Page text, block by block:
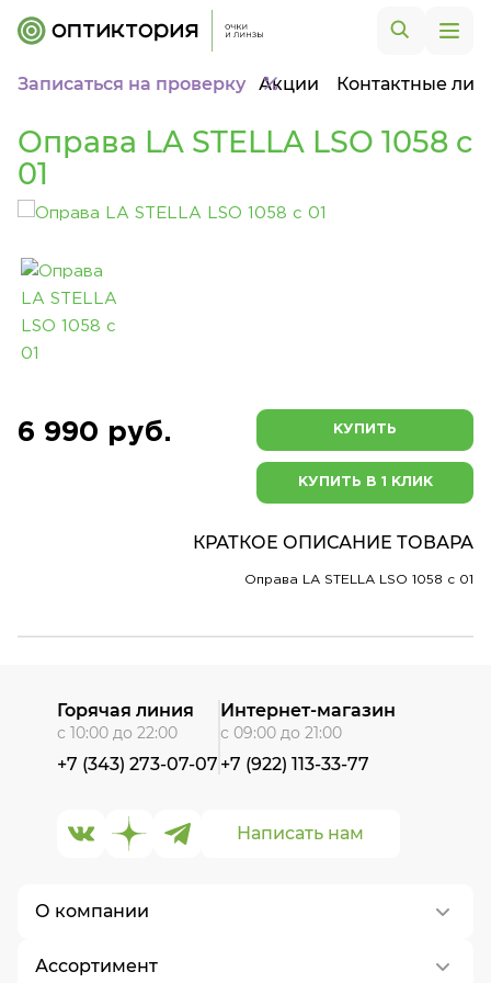
Записаться на проверку Акции Контактные
Оправа LA STELLA LSO 1058 c
01
6 990 руб. КУПИТЬ
КУПИТЬ В 1 КЛИК
КРАТКОЕ ОПИСАНИЕ ТОВАРА
Оправа LA STELLA LSO 1058 c 01
О компании
О нас
Ассортимент
Написать нам
Горячая линия
с 10:00 до 22:00
+7 (343) 273-07-07
Интернет-магазин
с 09:00 до 21:00
+7 (922) 113-33-77